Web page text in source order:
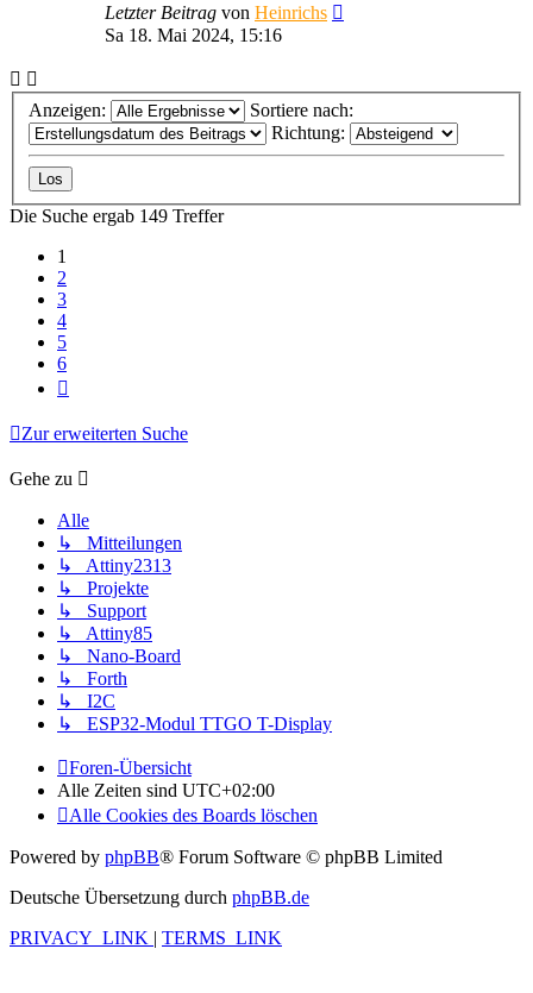
Letzter Beitrag von Heinrichs
Sa 18. Mai 2024, 15:16
Anzeigen:
Sortiere nach:
Richtung:
Die Suche ergab 149 Treffer
1
2
3
4
5
6
Zur erweiterten Suche
Gehe zu
Alle
↳ Mitteilungen
↳ Attiny2313
↳ Projekte
↳ Support
↳ Attiny85
↳ Nano-Board
↳ Forth
↳ I2C
↳ ESP32-Modul TTGO T-Display
Foren-Übersicht
Alle Zeiten sind UTC+02:00
Alle Cookies des Boards löschen
Powered by phpBB® Forum Software © phpBB Limited
Deutsche Übersetzung durch phpBB.de
PRIVACY_LINK
TERMS_LINK